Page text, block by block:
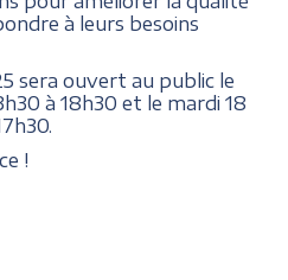
à leurs besoins
sera ouvert au public le
à 18h30 et le mardi 18
!